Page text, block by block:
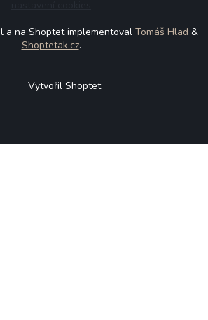
a na Shoptet implementoval Tomáš Hlad &
Shoptetak.cz.
Vytvořil Shoptet